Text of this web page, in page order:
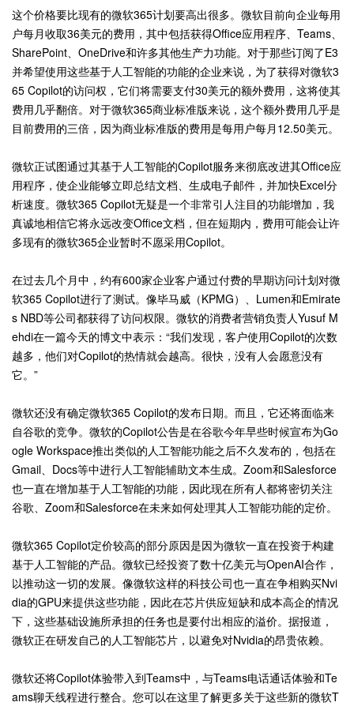
这个价格要比现有的微软365计划要高出很多。微软目前向企业每用
户每月收取36美元的费用，其中包括获得Office应用程序、Teams、
SharePoint、OneDrive和许多其他生产力功能。对于那些订阅了E3
并希望使用这些基于人工智能的功能的企业来说，为了获得对微软3
65 Copilot的访问权，它们将需要支付30美元的额外费用，这将使其
费用几乎翻倍。对于微软365商业标准版来说，这个额外费用几乎是
目前费用的三倍，因为商业标准版的费用是每用户每月12.50美元。
微软正试图通过其基于人工智能的Copilot服务来彻底改进其Office应
用程序，使企业能够立即总结文档、生成电子邮件，并加快Excel分
析速度。微软365 Copilot无疑是一个非常引人注目的功能增加，我
真诚地相信它将永远改变Office文档，但在短期内，费用可能会让许
多现有的微软365企业暂时不愿采用Copilot。
在过去几个月中，约有600家企业客户通过付费的早期访问计划对微
软365 Copilot进行了测试。像毕马威（KPMG）、Lumen和Emirate
s NBD等公司都获得了访问权限。微软的消费者营销负责人Yusuf M
ehdi在一篇今天的博文中表示：“我们发现，客户使用Copilot的次数
越多，他们对Copilot的热情就会越高。很快，没有人会愿意没有
它。”
微软还没有确定微软365 Copilot的发布日期。而且，它还将面临来
自谷歌的竞争。微软的Copilot公告是在谷歌今年早些时候宣布为Go
ogle Workspace推出类似的人工智能功能之后不久发布的，包括在
Gmail、Docs等中进行人工智能辅助文本生成。Zoom和Salesforce
也一直在增加基于人工智能的功能，因此现在所有人都将密切关注
谷歌、Zoom和Salesforce在未来如何处理其人工智能功能的定价。
微软365 Copilot定价较高的部分原因是因为微软一直在投资于构建
基于人工智能的产品。微软已经投资了数十亿美元与OpenAI合作，
以推动这一切的发展。像微软这样的科技公司也一直在争相购买Nvi
dia的GPU来提供这些功能，因此在芯片供应短缺和成本高企的情况
下，这些基础设施所承担的任务也是要付出相应的溢价。据报道，
微软正在研发自己的人工智能芯片，以避免对Nvidia的昂贵依赖。
微软还将Copilot体验带入到Teams中，与Teams电话通话体验和Te
ams聊天线程进行整合。您可以在这里了解更多关于这些新的微软T